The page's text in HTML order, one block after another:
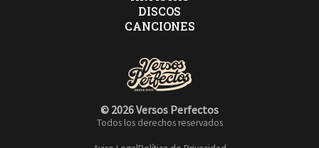
DISCOS
CANCIONES
© 2026 Versos Perfectos
Todos los derechos reservados